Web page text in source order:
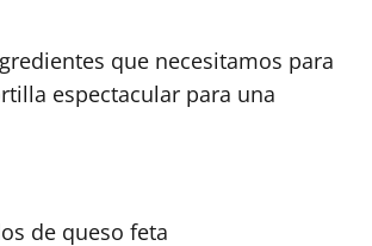
que necesitamos para
espectacular para una
de queso feta